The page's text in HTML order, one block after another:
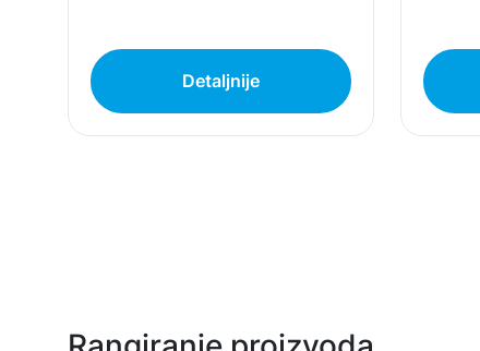
takođe podržava unapređeno Wi-Fi 6E
Šta dolazi u kutiji uz Galaxy A57 5G?
Galaxy A57 5G dolazi sa kablom USB-C na
Savršen balans cene, performansi i
Detaljnije